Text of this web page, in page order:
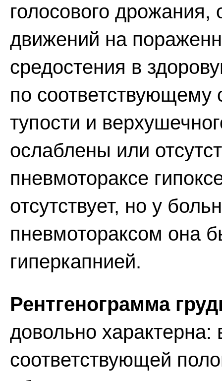
голосового
движений на
средостения в
по
тупости и
ослаблены или
пневмотораксе
отсутствует, но у
пневмотораксом она
гиперкапнией.
Рентгенограмма
довольно характерна:
соответствующей